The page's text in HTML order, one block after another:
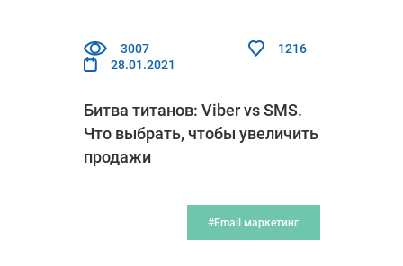
3007
1216
28.01.2021
Битва титанов: Viber vs SMS.
Что выбрать, чтобы увеличить
продажи
#Email маркетинг